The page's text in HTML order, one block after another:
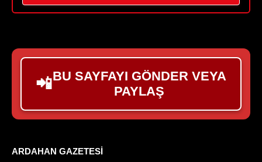
📲BU SAYFAYI GÖNDER VEYA
PAYLAŞ
ARDAHAN GAZETESI